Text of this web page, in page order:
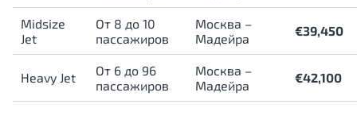
Midsize
Jet
От 8 до 10
пассажиров
Москва –
Мадейра
€39,450
Heavy Jet
От 6 до 96
пассажиров
Москва –
Мадейра
€42,100